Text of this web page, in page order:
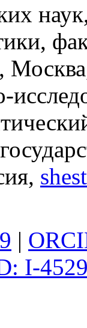
|
I-